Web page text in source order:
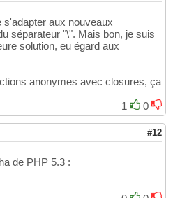
aux nouveaux
séparateur "\". Mais bon, je suis
solution, eu égard aux
anonymes avec closures, ça
1
0
#12
de PHP 5.3 :